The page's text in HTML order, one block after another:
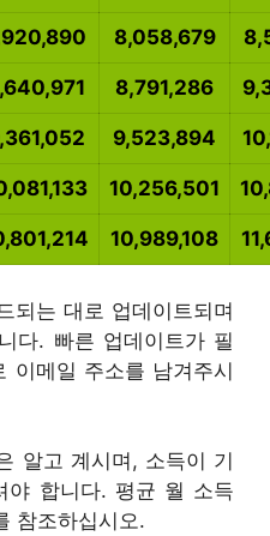
8,058,679
8,791,286
9,523,894
10,256,501
10,989,108
되는 대로 업데이트되며
다. 빠른 업데이트가 필
이메일 주소를 남겨주시
알고 계시며, 소득이 기
야 합니다. 평균 월 소득
참조하십시오.